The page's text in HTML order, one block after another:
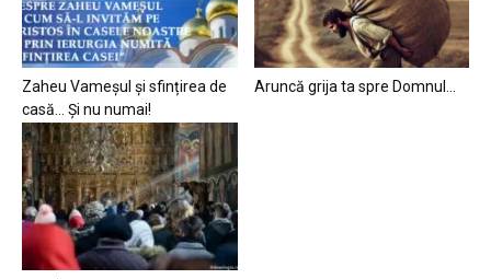
Zaheu Vameșul și sfințirea de
casă… Și nu numai!
Aruncă grija ta spre Domnul…